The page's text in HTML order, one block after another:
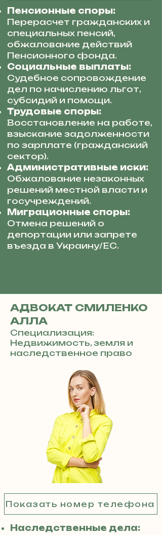
Пенсионные споры:
Перерасчет гражданских и
специальных пенсий,
обжалование действий
Пенсионного фонда.
Социальные выплаты:
Судебное сопровождение
дел по начислению льгот,
субсидий и помощи.
Трудовые споры:
Восстановление на работе,
взыскание задолженности
по зарплате (гражданский
сектор).
Административные иски:
Обжалование незаконных
решений местной власти и
госучреждений.
Миграционные споры:
Отмена решений о
депортации или запрете
въезда в Украину/ЕС.
АДВОКАТ СМИЛЕНКО
АЛЛА
Специализация:
Недвижимость, земля и
наследственное право
Показать номер телефона
Наследственные дела: